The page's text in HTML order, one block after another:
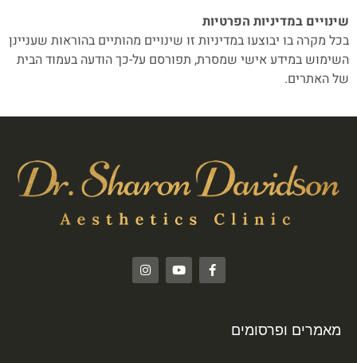
שינויים במדיניות הפרטיות
בכל מקרה בו יבוצעו במדיניות זו שינויים מהותיים בהוראות שעניינן
השימוש במידע אישי שמסרת, תפורסם על-כך הודעה בעמוד הבית
של האתרים.
מאמרים ופרסומים